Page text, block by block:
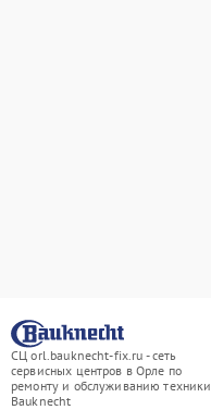
СЦ orl.bauknecht-fix.ru - сеть
сервисных центров в Орле по
ремонту и обслуживанию техники
Bauknecht